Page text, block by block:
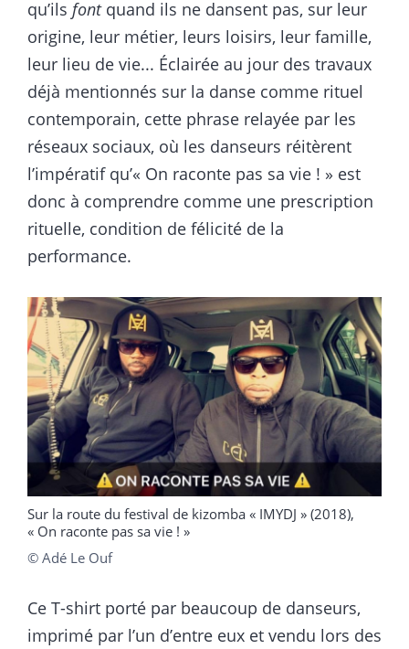
qu’ils fontquand ils ne dansent pas, sur leur
origine, leur métier, leurs loisirs, leur famille,
leur lieu de vie... Éclairée au jour des travaux
déjà mentionnés sur la danse comme rituel
contemporain, cette phrase relayée par les
réseaux sociaux, où les danseurs réitèrent
l’impératif qu’« On raconte pas sa vie ! » est
donc à comprendre comme une prescription
rituelle, condition de félicité de la
performance.
Sur la route du festival de kizomba « IMYDJ » (2018),
« On raconte pas sa vie ! »
© Adé Le Ouf
Ce T-shirt porté par beaucoup de danseurs,
imprimé par l’un d’entre eux et vendu lors des